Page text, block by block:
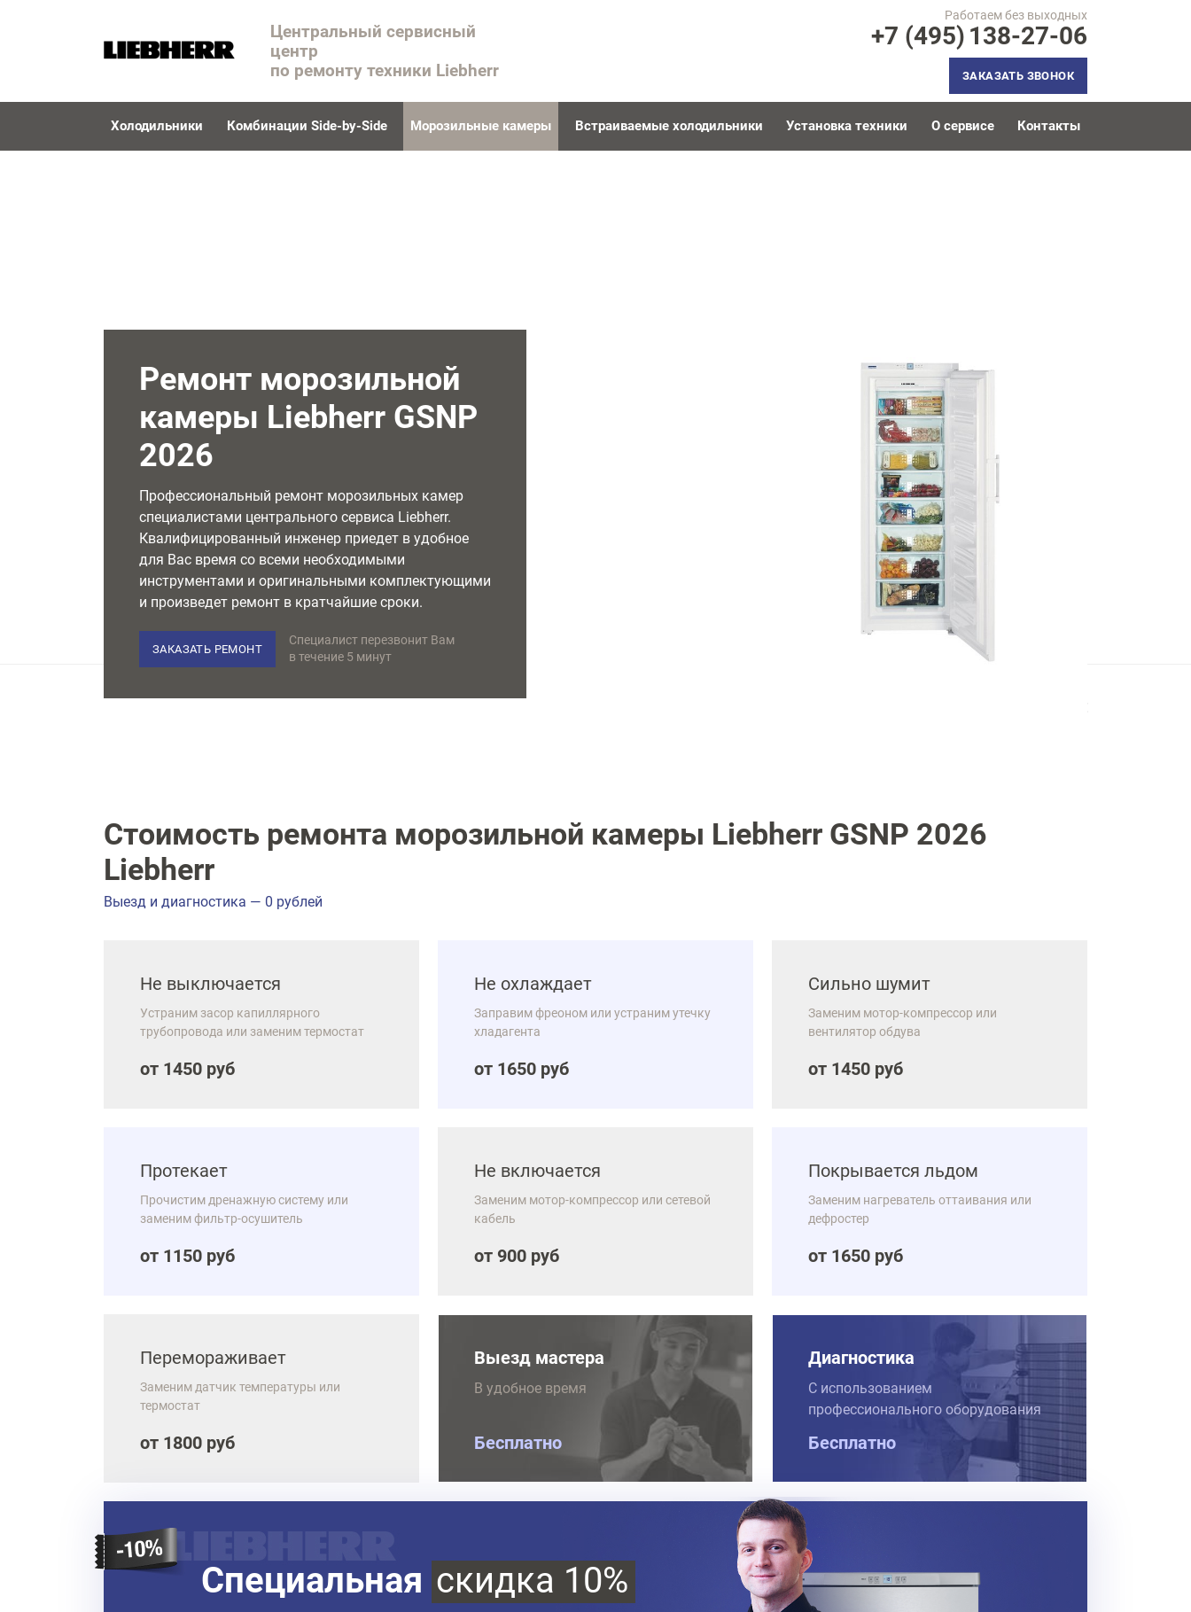
Центральный сервисный
центр
по ремонту техники Liebherr
Работаем без выходных
+7 (495) 138-27-06
ЗАКАЗАТЬ ЗВОНОК
Холодильники Комбинации Side-by-Side Морозильные камеры Встраиваемые холодильники Установка техники О сервисе Контакты
Ремонт морозильной
камеры Liebherr GSNP
2026
Профессиональный ремонт морозильных камер
специалистами центрального сервиса Liebherr.
Квалифицированный инженер приедет в удобное
для Вас время со всеми необходимыми
инструментами и оригинальными комплектующими
и произведет ремонт в кратчайшие сроки.
ЗАКАЗАТЬ РЕМОНТ
Специалист перезвонит Вам
в течение 5 минут
Стоимость ремонта морозильной камеры Liebherr GSNP 2026
Liebherr
Выезд и диагностика — 0 рублей
Не выключается
Устраним засор капиллярного
трубопровода или заменим термостат
от 1450 руб
Не охлаждает
Заправим фреоном или устраним утечку
хладагента
от 1650 руб
Сильно шумит
Заменим мотор-компрессор или
вентилятор обдува
от 1450 руб
Протекает
Прочистим дренажную систему или
заменим фильтр-осушитель
от 1150 руб
Не включается
Заменим мотор-компрессор или сетевой
кабель
от 900 руб
Покрывается льдом
Заменим нагреватель оттаивания или
дефростер
от 1650 руб
Перемораживает
Заменим датчик температуры или
термостат
от 1800 руб
Выезд мастера
В удобное время
Бесплатно
Диагностика
С использованием
профессионального оборудования
Бесплатно
Специальная скидка 10%